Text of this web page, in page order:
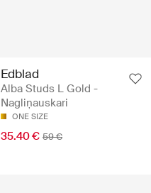
Edblad
Alba Studs L Gold -
Nagliņauskari
ONE SIZE
35.40 € 59 €